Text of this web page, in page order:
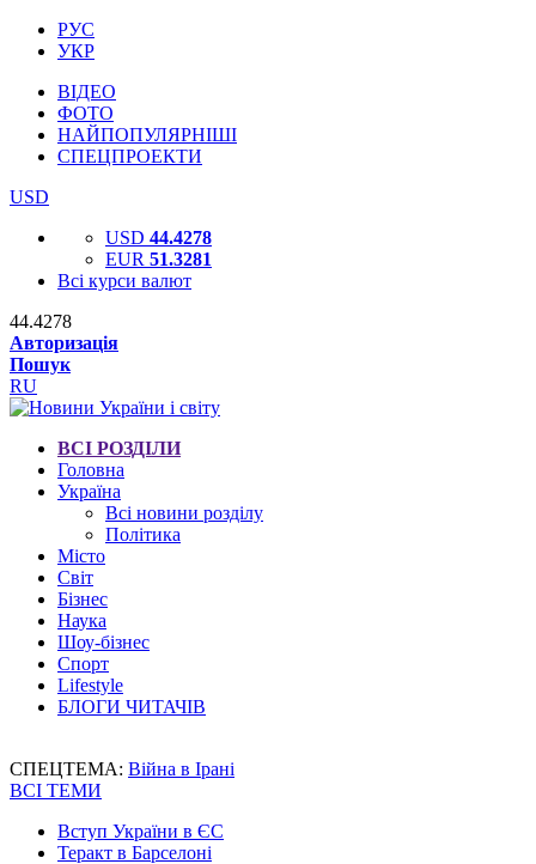
РУС
УКР
ВІДЕО
ФОТО
НАЙПОПУЛЯРНІШІ
СПЕЦПРОЕКТИ
USD
USD 44.4278
EUR 51.3281
Всі курси валют
44.4278
Авторизація
Пошук
RU
ВСІ РОЗДІЛИ
Головна
Україна
Всі новини розділу
Політика
Місто
Світ
Бізнес
Наука
Шоу-бізнес
Спорт
Lifestyle
БЛОГИ ЧИТАЧІВ
СПЕЦТЕМА: Війна в Ірані
ВСІ ТЕМИ
Вступ України в ЄС
Теракт в Барселоні